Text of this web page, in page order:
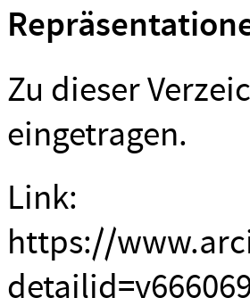
Zu dieser
eingetragen.
Link:
https://